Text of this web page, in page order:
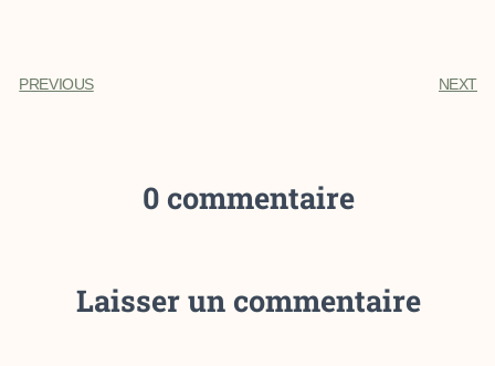
PREVIOUS NEXT
0 commentaire
Laisser un commentaire